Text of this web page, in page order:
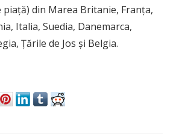
piață) din Marea Britanie, Franța,
Italia, Suedia, Danemarca,
Țările de Jos și Belgia.